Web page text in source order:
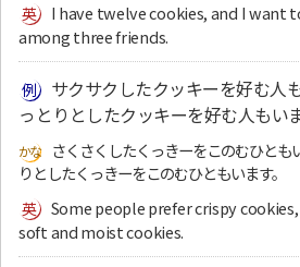
I have twelve cookies, and I want
among three friends.
サクサクしたクッキーを好む人
っとりとしたクッキーを好む人もいま
さくさくしたくっきーをこのむひとも
りとしたくっきーをこのむひともいます。
Some people prefer crispy
soft and moist cookies.